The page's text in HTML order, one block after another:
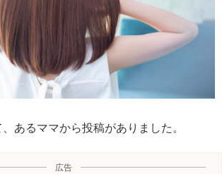
あるママから投稿がありました。
広告